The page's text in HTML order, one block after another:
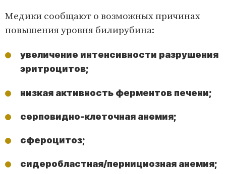
Медики сообщают о возможных причинах
повышения уровня билирубина:
увеличение интенсивности разрушения
эритроцитов;
низкая активность ферментов печени;
серповидно-клеточная анемия;
сфероцитоз;
сидеробластная/пернициозная анемия;